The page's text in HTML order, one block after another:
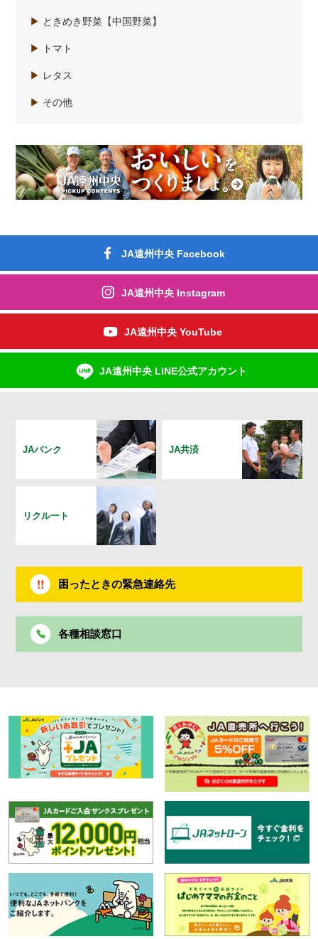
▶ ときめき野菜【中国野菜】
▶ トマト
▶ レタス
▶ その他
JA遠州中央 Facebook
JA遠州中央 Instagram
JA遠州中央 YouTube
JA遠州中央 LINE公式アカウント
JAバンク JA共済
リクルート
困ったときの緊急連絡先
各種相談窓口